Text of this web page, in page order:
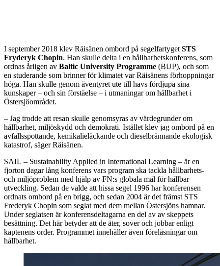
I september 2018 klev Räisänen ombord på segelfartyget STS
Fryderyk Chopin. Han skulle delta i en hållbarhetskonferens, som
ordnas årligen av Baltic University Programme (BUP), och som
en studerande som brinner för klimatet var Räisänens förhoppningar
höga. Han skulle genom äventyret ute till havs fördjupa sina
kunskaper – och sin förståelse – i utmaningar om hållbarhet i
Östersjöområdet.
– Jag trodde att resan skulle genomsyras av värdegrunder om
hållbarhet, miljöskydd och demokrati. Istället klev jag ombord på en
avfallsspottande, kemikalieläckande och dieselbrännande ekologisk
katastrof, säger Räisänen.
SAIL – Sustainability Applied in International Learning – är en
fjorton dagar lång konferens vars program ska tackla hållbarhets-
och miljöproblem med hjälp av FN:s globala mål för hållbar
utveckling. Sedan de valde att hissa segel 1996 har konferensen
ordnats ombord på en brigg, och sedan 2004 är det främst STS
Frederyk Chopin som seglat med dem mellan Östersjöns hamnar.
Under seglatsen är konferensdeltagarna en del av av skeppets
besättning. Det här betyder att de äter, sover och jobbar enligt
kaptenens order. Programmet innehåller även föreläsningar om
hållbarhet.